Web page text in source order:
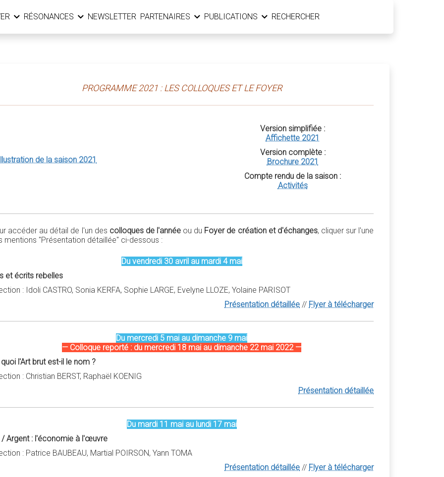
RÉSONANCES NEWSLETTER PARTENAIRES PUBLICATIONS RECHERCHER
PROGRAMME 2021 : LES COLLOQUES ET LE FOYER
Version simplifiée :
Affichette 2021
Version complète :
Brochure 2021
Compte rendu de la saison :
Activités
accéder au détail de l'un des colloques de l'annéeou du Foyer de création et d'échanges, cliquer sur l'une
mentions "Présentation détaillée" ci-dessous :
Du vendredi 30 avril au mardi 4 mai
et écrits rebelles
: Idoli CASTRO, Sonia KERFA, Sophie LARGE, Evelyne LLOZE, Yolaine PARISOT
Présentation détaillée // Flyer à télécharger
Du mercredi 5 mai au dimanche 9 mai
— Colloque reporté : du mercredi 18 mai au dimanche 22 mai 2022 —
quoi l'Art brut est-il le nom ?
: Christian BERST, Raphaël KOENIG
Présentation détaillée
Du mardi 11 mai au lundi 17 mai
/ Argent : l'économie à l'œuvre
: Patrice BAUBEAU, Martial POIRSON, Yann TOMA
Présentation détaillée // Flyer à télécharger